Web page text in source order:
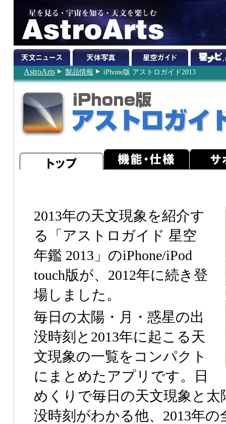
AstroArts 製品情報 iPhone版 アストロガイド2013
2013年の天文現象を紹介す
る「アストロガイド 星空
年鑑 2013」のiPhone/iPod
touch版が、2012年に続き登
場しました。
毎日の太陽・月・惑星の出
没時刻と2013年に起こる天
文現象の一覧をコンパクト
にまとめたアプリです。日
めくりで毎日の天文現象と太
没時刻がわかる他、2013年